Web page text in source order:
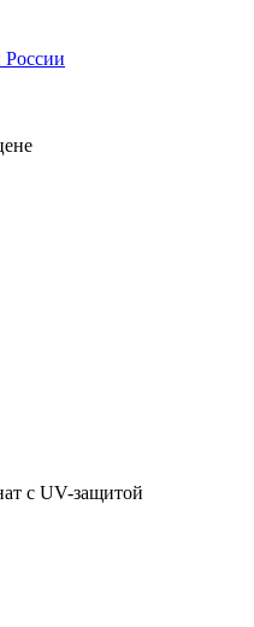
с UV-защитой